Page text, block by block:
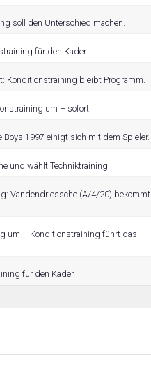
soll den Unterschied machen.
für den Kader.
Konditionstraining bleibt Programm.
um – sofort.
1997 einigt sich mit dem Spieler.
und wählt Techniktraining.
Vandendriessche (A/4/20) bekommt
um – Konditionstraining führt das
für den Kader.